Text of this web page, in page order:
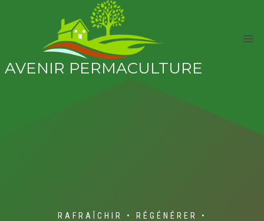
AVENIR PERMACULTURE
RAFRAÎCHIR • RÉGÉNÉRER •